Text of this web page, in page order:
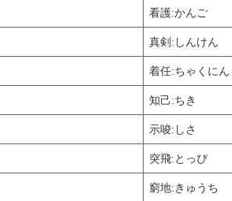
看護:かんご
真剣:しんけん
着任:ちゃくにん
知己:ちき
示唆:しさ
突飛:とっぴ
窮地:きゅうち